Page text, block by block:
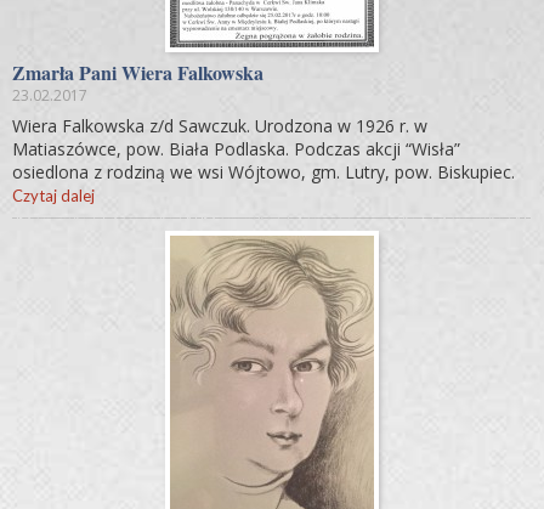
Zmarła Pani Wiera Falkowska
23.02.2017
Wiera Falkowska z/d Sawczuk. Urodzona w 1926 r. w
Matiaszówce, pow. Biała Podlaska. Podczas akcji “Wisła”
osiedlona z rodziną we wsi Wójtowo, gm. Lutry, pow. Biskupiec.
Czytaj dalej